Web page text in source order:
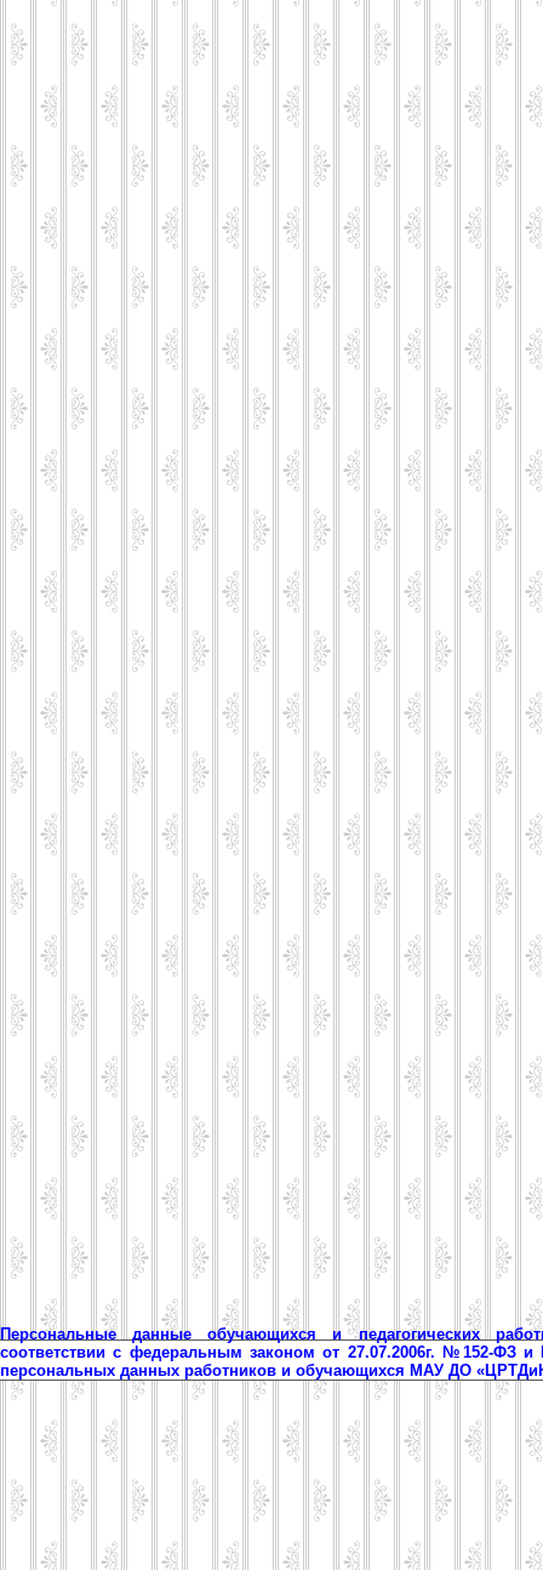
Персональные данные обучающихся и педагогических
соответствии с федеральным законом от 27.07.2006г. №152-ФЗ
персональных данных работников и обучающихся МАУ ДО